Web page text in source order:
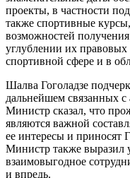
проекты, в частности
также спортивные
возможностей
углублении их
спортивной сфере и в
Шалва Гоголадзе
дальнейшем связанных
Министр сказал, что
являются важной
ее интересы и приносят
Министр также выразил
взаимовыгодное
и впредь.